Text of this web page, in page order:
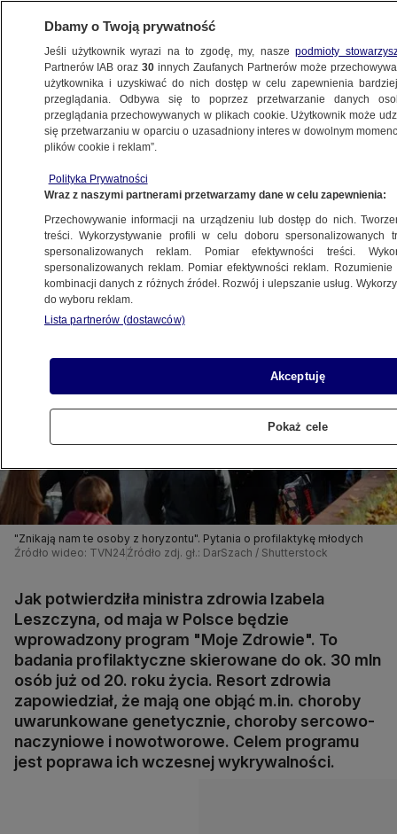
ZDROWIE
ZDROWIE
Podano datę
17.03.2025, 13:37
Udostępnij
"Znikają nam te osoby z horyzontu". Pytania o profilaktykę młodych
Źródło wideo: TVN24 Źródło zdj. gł.: DarSzach / Shutterstock
Jak potwierdziła ministra zdrowia Izabela
Leszczyna, od maja w Polsce będzie
wprowadzony program "Moje Zdrowie". To
badania profilaktyczne skierowane do ok. 30 mln
osób już od 20. roku życia. Resort zdrowia
zapowiedział, że mają one objąć m.in. choroby
uwarunkowane genetycznie, choroby sercowo-
naczyniowe i nowotworowe. Celem programu
jest poprawa ich wczesnej wykrywalności.
Dbamy o Twoją prywatność
Jeśli użytkownik wyrazi na to zgodę, my, naszepodmioty
Partnerów IAB oraz30 innych Zaufanych Partnerów może
użytkownika i uzyskiwać do nich dostęp w celu zapewnienia
przeglądania. Odbywa się to poprzez przetwarzanie danych
przeglądania przechowywanych w plikach cookie. Użytkownik może
się przetwarzaniu w oparciu o uzasadniony interes w dowolnym
plików cookie i reklam”.
Polityka Prywatności
Wraz z naszymi partnerami przetwarzamy dane w celu zapewnienia:
Przechowywanie informacji na urządzeniu lub dostęp do nich.
treści. Wykorzystywanie profili w celu doboru spersonalizowanych
spersonalizowanych reklam. Pomiar efektywności treści.
spersonalizowanych reklam. Pomiar efektywności reklam.
kombinacji danych z różnych źródeł. Rozwój i ulepszanie usług.
do wyboru reklam.
Lista partnerów (dostawców)
Akceptuję
Pokaż cele